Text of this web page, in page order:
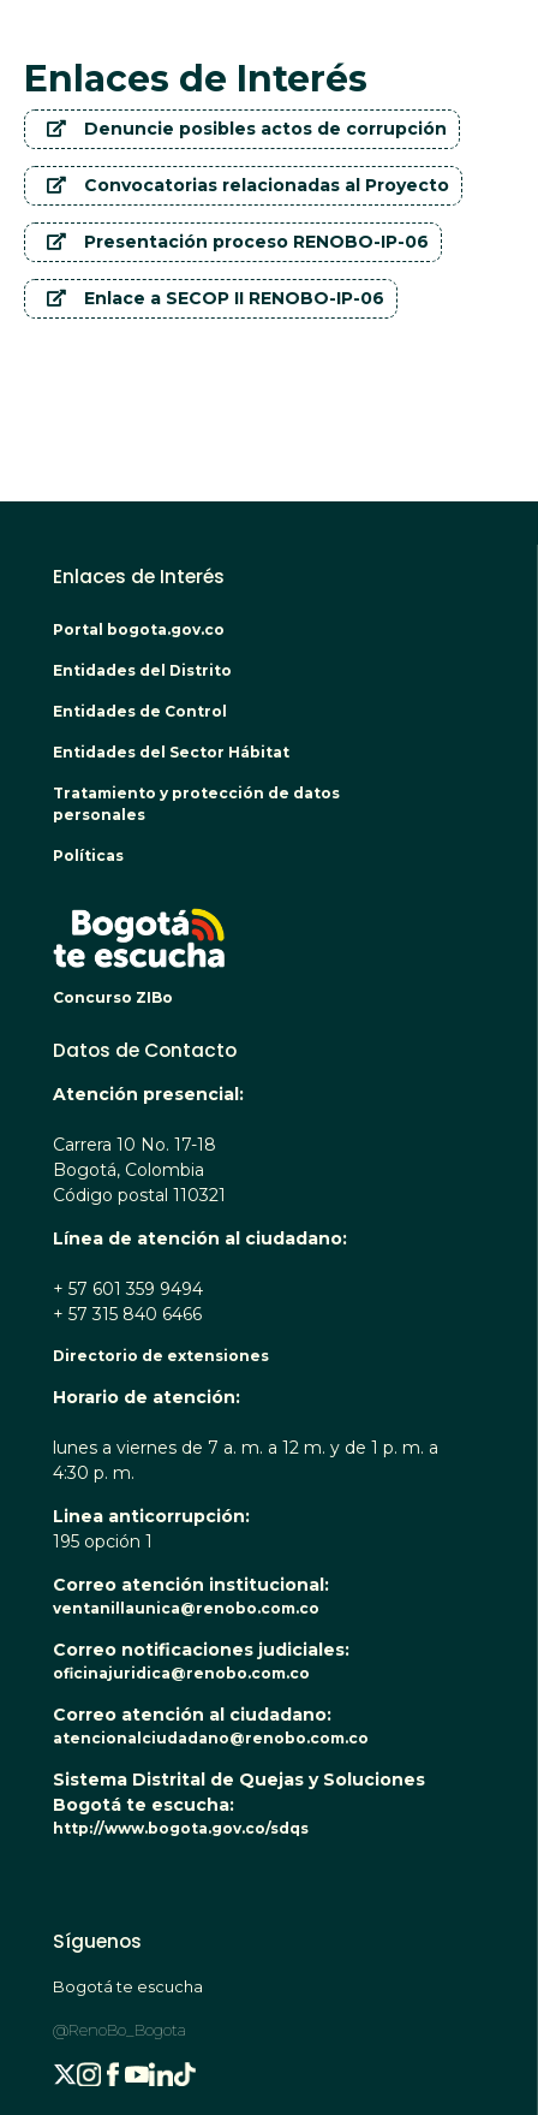
Enlaces de Interés
Denuncie posibles actos de corrupción
Convocatorias relacionadas al Proyecto
Presentación proceso RENOBO-IP-06
Enlace a SECOP II RENOBO-IP-06
Enlaces de Interés
Portal bogota.gov.co
Entidades del Distrito
Entidades de Control
Entidades del Sector Hábitat
Tratamiento y protección de datos
personales
Políticas
Concurso ZIBo
Datos de Contacto
Atención presencial:
Carrera 10 No. 17-18
Bogotá, Colombia
Código postal 110321
Línea de atención al ciudadano:
+ 57 601 359 9494
+ 57 315 840 6466
Directorio de extensiones
Horario de atención:
lunes a viernes de 7 a. m. a 12 m. y de 1 p. m. a
4:30 p. m.
Linea anticorrupción:
195 opción 1
Correo atención institucional:
ventanillaunica@renobo.com.co
Correo notificaciones judiciales:
oficinajuridica@renobo.com.co
Correo atención al ciudadano:
atencionalciudadano@renobo.com.co
Sistema Distrital de Quejas y Soluciones
Bogotá te escucha:
http://www.bogota.gov.co/sdqs
Síguenos
Bogotá te escucha
@RenoBo_Bogota